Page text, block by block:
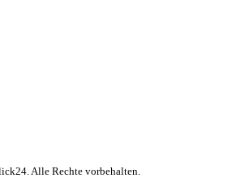
Alle Rechte vorbehalten.